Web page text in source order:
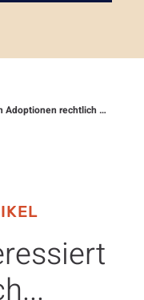
Wie man Adoptionen rechtlich begleitet